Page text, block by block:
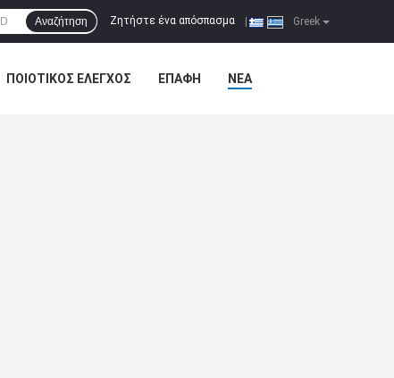
Greek
Ζητήστε ένα απόσπασμα
Αναζήτηση
ΠΟΙΟΤΙΚΌΣ ΈΛΕΓΧΟΣ ΕΠΑΦΉ ΝΈΑ